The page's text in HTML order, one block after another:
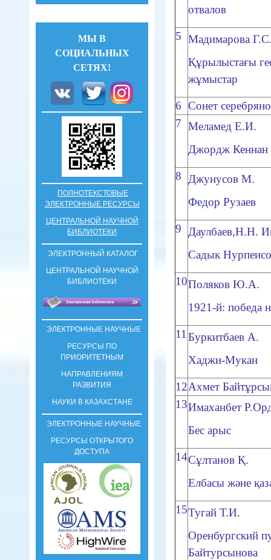
отвалов
5 Мадимарова
Құрылыстағы
жұмыстар
6 Сонет
7 Меламед Е.И.
Джордж Кеннан
8 Джунусов М.
Федор Рузаев
9 Даулбаев,Н.Н.
Садык
10Поляков Ю.А.
1921-й: победа
11Буркитбаев А.
Хаджи-Мукан
12Ахмет
13Имаханбет
Бес арыс
14Сұлтанов Қ.
Елбасы және
15Тугай Т.И.
Оренбургский
Байтурсынова
МЫ В
СОЦИАЛЬНЫХ
СЕТЯХ!
ПОЛНОТЕКСТОВЫЕ
ЭЛЕКТРОННЫЕ РЕСУРСЫ
ЦЕНТРАЛЬНОЙ НАУЧНОЙ
БИБЛИОТЕКИ
ЭЛЕКТРОННЫЙ КАТАЛОГ
ЦЕНТРАЛЬНОЙ НАУЧНОЙ
БИБЛИОТЕКИ
ЭЛЕКТРОННЫЕ НАУЧНЫЕ
РЕСУРСЫ ПО
ПРИОРИТЕТНЫМ
НАПРАВЛЕНИЯМ
РАЗВИТИЯ
НАУКИ В КАЗАХСТАНЕ
ЭЛЕКТРОННЫЕ НАУЧНЫЕ
РЕСУРСЫ ОТКРЫТОГО
ДОСТУПА